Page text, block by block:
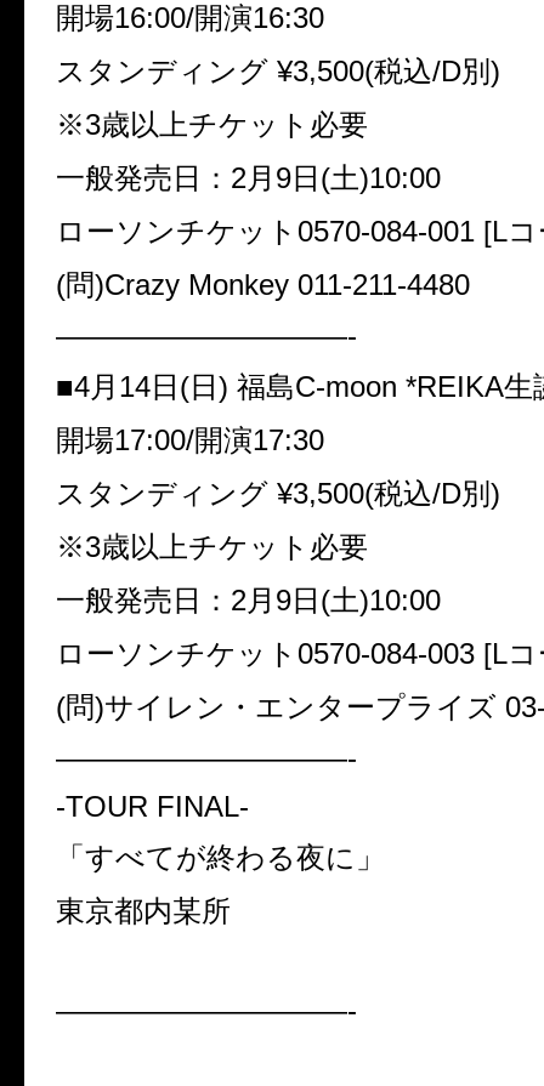
開場16:00/開演16:30
スタンディング ¥3,500(税込/D別)
※3歳以上チケット必要
一般発売日：2月9日(土)10:00
ローソンチケット0570-084-001 [L
(問)Crazy Monkey 011-211-4480
——————————-
■4月14日(日) 福島C-moon *REIKA生
開場17:00/開演17:30
スタンディング ¥3,500(税込/D別)
※3歳以上チケット必要
一般発売日：2月9日(土)10:00
ローソンチケット0570-084-003 [L
(問)サイレン・エンタープライズ
——————————-
-TOUR FINAL-
「すべてが終わる夜に」
東京都内某所
——————————-